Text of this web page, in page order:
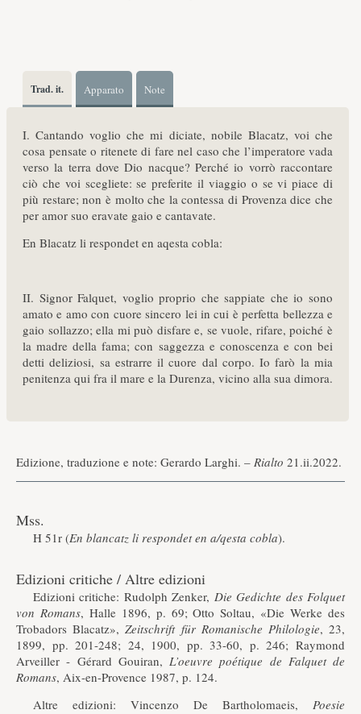
Trad. it. Apparato Note
I. Cantando voglio che mi diciate, nobile Blacatz, voi che
cosa pensate o ritenete di fare nel caso che l’imperatore vada
verso la terra dove Dio nacque? Perché io vorrò raccontare
ciò che voi scegliete: se preferite il viaggio o se vi piace di
più restare; non è molto che la contessa di Provenza dice che
per amor suo eravate gaio e cantavate.
En Blacatz li respondet en aqesta cobla:
II. Signor Falquet, voglio proprio che sappiate che io sono
amato e amo con cuore sincero lei in cui è perfetta bellezza e
gaio sollazzo; ella mi può disfare e, se vuole, rifare, poiché è
la madre della fama; con saggezza e conoscenza e con bei
detti deliziosi, sa estrarre il cuore dal corpo. Io farò la mia
penitenza qui fra il mare e la Durenza, vicino alla sua dimora.
Edizione, traduzione e note: Gerardo Larghi. – Rialto 21.ii.2022.
Mss.
H 51r (En blancatz li respondet en a/qesta cobla).
Edizioni critiche / Altre edizioni
Edizioni critiche: Rudolph Zenker, Die Gedichte des Folquet
von Romans, Halle 1896, p. 69; Otto Soltau, «Die Werke des
Trobadors Blacatz»,Zeitschrift für Romanische Philologie, 23,
1899, pp. 201-248; 24, 1900, pp. 33-60, p. 246; Raymond
Arveiller - Gérard Gouiran, L’oeuvre poétique de Falquet de
Romans, Aix-en-Provence 1987, p. 124.
Altre edizioni: Vincenzo De Bartholomaeis, Poesie